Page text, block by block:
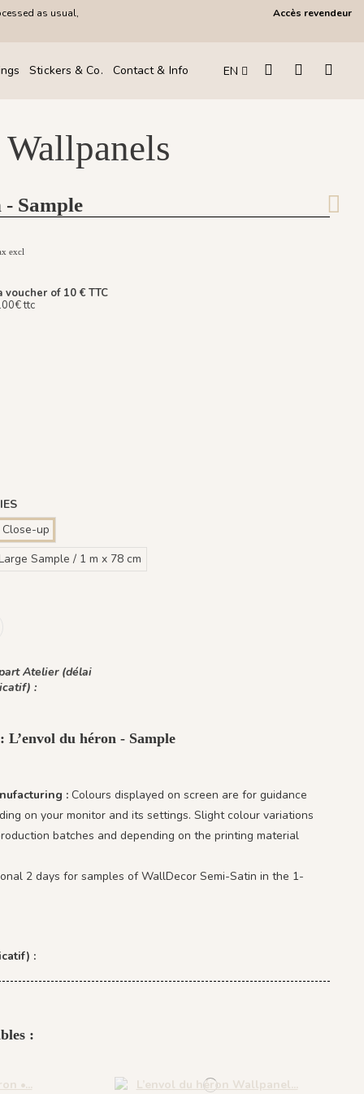
as usual,
Accès revendeur
Stickers & Co. Contact & Info EN
Wallpanels
- Sample
excl
voucher of 10 € TTC
ttc
Blanc
- Fond Bleu nuit
up
Sample / 1 m x 78 cm
Atelier (délai
:
du héron - Sample
: Colours displayed on screen are for guidance
on your monitor and its settings. Slight colour variations
batches and depending on the printing material
2 days for samples of WallDecor Semi-Satin in the 1-
:
: